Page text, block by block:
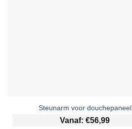
Steunarm voor douchepaneel
Vanaf:€56,99